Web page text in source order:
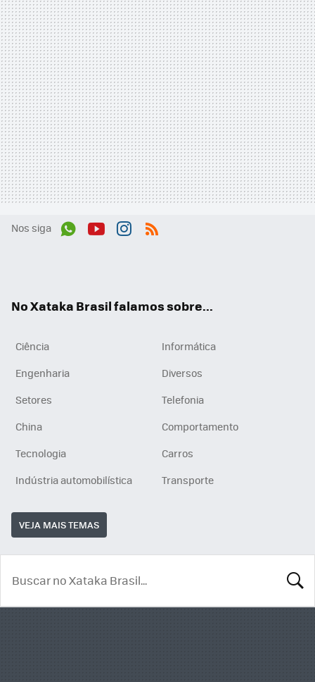
Nos siga
No Xataka Brasil falamos sobre...
Ciência
Informática
Engenharia
Diversos
Setores
Telefonia
China
Comportamento
Tecnologia
Carros
Indústria automobilística
Transporte
VEJA MAIS TEMAS